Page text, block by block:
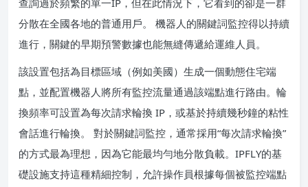
查詢過於頻繁的單一IP，但在此情況下，它看到的卻是一群
分散在全國各地的普通用戶。 機器人的關鍵詞監控得以持續
進行，關鍵的早期預警數據也能無縫傳遞給運維人員。
該設置包括為目標區域（例如美國）生成一個動態住宅端
點，並配置機器人將所有監控流量通過該端點進行路由。輪
換頻率可設置為每次請求輪換 IP，或基於持續幾秒鐘的粘性
會話進行輪換。 對於關鍵詞監控，通常採用“每次請求輪換”
的方式最為理想，因為它能最均勻地分散負載。IPFLY的基
礎設施支持這種精細控制，允許操作員根據每個被監控端點